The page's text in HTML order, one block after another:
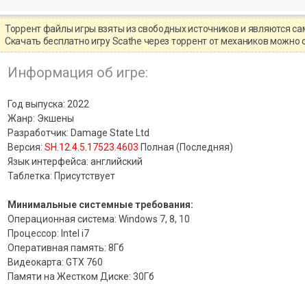
Торрент файлы игры взяты из свободных источников и являются
Скачать бесплатно игру Scathe через торрент от механиков
Информация об игре:
Год выпуска: 2022
Жанр: Экшены
Разработчик: Damage State Ltd
Версия: SH.12.4.5.17523.4603 Полная (Последняя)
Язык интерфейса: английский
Таблетка: Присутствует
Минимальные системные требования:
Операционная система: Windows 7, 8, 10
Процессор: Intel i7
Оперативная память: 8Гб
Видеокарта: GTX 760
Памяти на Жестком Диске: 30Гб